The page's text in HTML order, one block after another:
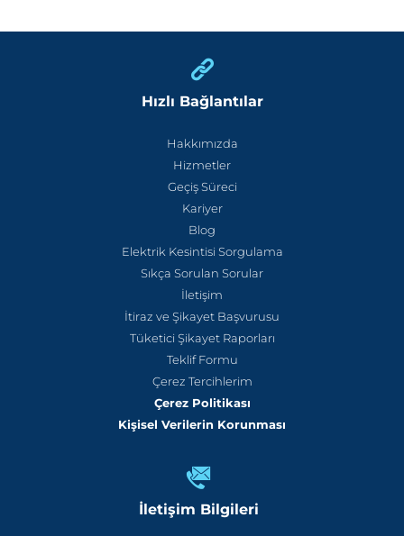
Hızlı Bağlantılar
Hakkımızda
Hizmetler
Geçiş Süreci
Kariyer
Blog
Elektrik Kesintisi Sorgulama
Sıkça Sorulan Sorular
İletişim
İtiraz ve Şikayet Başvurusu
Tüketici Şikayet Raporları
Teklif Formu
Çerez Tercihlerim
Çerez Politikası
Kişisel Verilerin Korunması
İletişim Bilgileri